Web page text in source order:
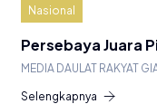
Nasional
Persebaya Juara
MEDIA DAULAT RAKYAT
Selengkapnya